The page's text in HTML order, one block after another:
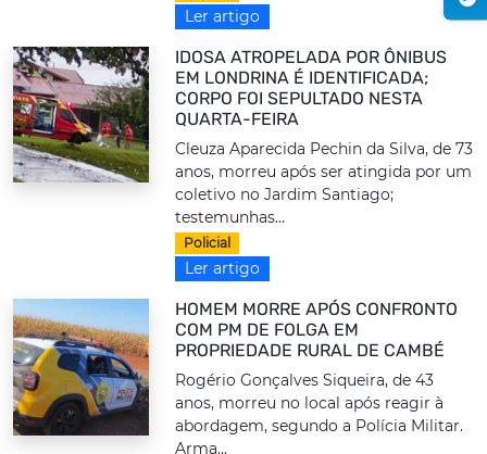
Ler artigo
IDOSA ATROPELADA POR ÔNIBUS
EM LONDRINA É IDENTIFICADA;
CORPO FOI SEPULTADO NESTA
QUARTA-FEIRA
Cleuza Aparecida Pechin da Silva, de 73
anos, morreu após ser atingida por um
coletivo no Jardim Santiago;
testemunhas...
Policial
Ler artigo
HOMEM MORRE APÓS CONFRONTO
COM PM DE FOLGA EM
PROPRIEDADE RURAL DE CAMBÉ
Rogério Gonçalves Siqueira, de 43
anos, morreu no local após reagir à
abordagem, segundo a Polícia Militar.
Arma...